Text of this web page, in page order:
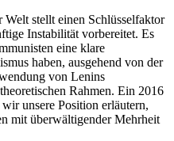
stellt einen Schlüsselfaktor
Instabilität vorbereitet. Es
eine klare
haben, ausgehend von der
von Lenins
Rahmen. Ein 2016
unsere Position erläutern,
mit überwältigender Mehrheit